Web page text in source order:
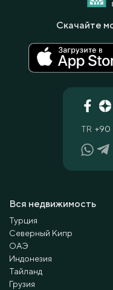
Вся недвижимость
Турция
Северный Кипр
ОАЭ
Индонезия
Тайланд
Грузия
TR +90
Скачайте